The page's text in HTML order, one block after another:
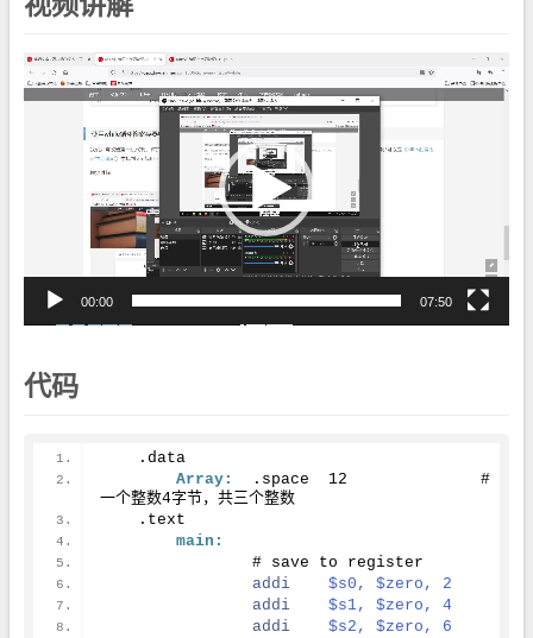
视频讲解
视
00:00 07:50
代码
    .data
Array:
12
一个整数4字节，共三个整数
    .text
main:
    		# save to register
addi
$s0, $zero, 2
addi
$s1, $zero, 4
addi
$s2, $zero, 6